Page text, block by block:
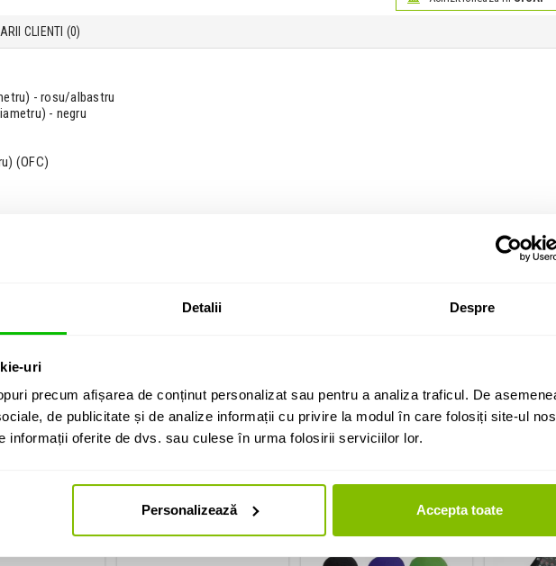
Detalii Despre
uri
precum afișarea de conținut personalizat sau pentru a analiza traficul. De
de publicitate și de analize informații cu privire la modul în care folosiți site-ul
informații oferite de dvs. sau culese în urma folosirii serviciilor lor.
Personalizează Accepta toate
CLIENTI (0)
- rosu/albastru
- negru
(OFC)
ProCab
la metru
si: